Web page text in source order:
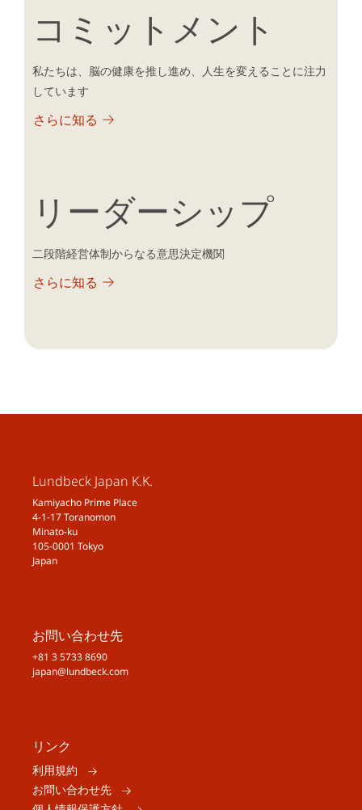
コミットメント
私たちは、脳の健康を推し進め、人生を変えることに注力
しています
さらに知る
リーダーシップ
二段階経営体制からなる意思決定機関
さらに知る
Lundbeck Japan K.K.
Kamiyacho Prime Place
4-1-17 Toranomon
Minato-ku
105-0001 Tokyo
Japan
お問い合わせ先
+81 3 5733 8690
japan@lundbeck.com
リンク
利用規約
お問い合わせ先